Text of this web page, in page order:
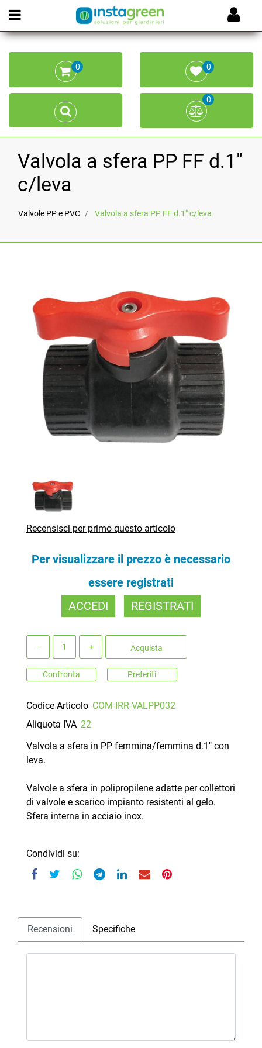
Open menu
0 0
0
Valvola a sfera PP FF d.1"
c/leva
Valvole PP e PVC Valvola a sfera PP FF d.1" c/leva
Recensisci per primo questo articolo
Per visualizzare il prezzo è necessario
essere registrati
ACCEDI
REGISTRATI
Acquista
Confronta Preferiti
Codice Articolo COM-IRR-VALPP032
Aliquota IVA 22
Valvola a sfera in PP femmina/femmina d.1" con
leva.
Valvole a sfera in polipropilene adatte per collettori
di valvole e scarico impianto resistenti al gelo.
Sfera interna in acciaio inox.
Condividi su:
Recensioni Specifiche